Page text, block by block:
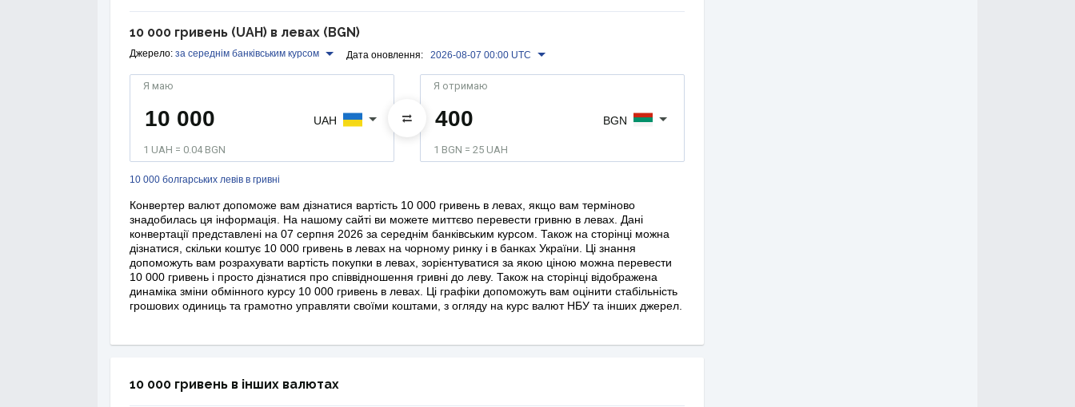
10 000 гривень (UAH) в левах (BGN)
Джерело: за середнім банківським курсом Дата оновлення: 2026-08-07 00:00 UTC
10 000 болгарських левів в гривні
Я маю
1 UAH = 0.04 BGN
UAH
Я отримаю
1 BGN = 25 UAH
BGN
Конвертер валют допоможе вам дізнатися вартість 10 000 гривень в левах, якщо вам терміново
знадобилась ця інформація. На нашому сайті ви можете миттєво перевести гривню в левах. Дані
конвертації представлені на 07 серпня 2026 за середнім банківським курсом. Також на сторінці можна
дізнатися, скільки коштує 10 000 гривень в левах на чорному ринку і в банках України. Ці знання
допоможуть вам розрахувати вартість покупки в левах, зорієнтуватися за якою ціною можна перевести
10 000 гривень і просто дізнатися про співвідношення гривні до леву. Також на сторінці відображена
динаміка зміни обмінного курсу 10 000 гривень в левах. Ці графіки допоможуть вам оцінити стабільність
грошових одиниць та грамотно управляти своїми коштами, з огляду на курс валют НБУ та інших джерел.
10 000 гривень в інших валютах